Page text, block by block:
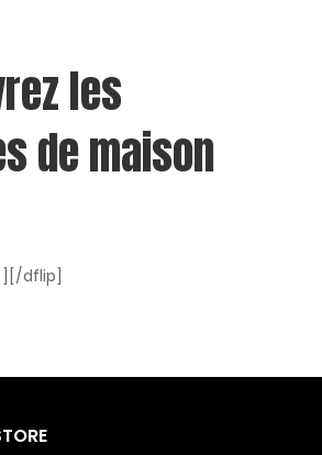
les
de maison
][/dflip]